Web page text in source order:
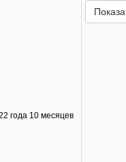
года 10 месяцев